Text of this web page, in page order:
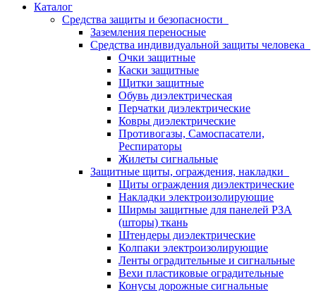
Каталог
Средства защиты и безопасности
Заземления переносные
Средства индивидуальной защиты человека
Очки защитные
Каски защитные
Щитки защитные
Обувь диэлектрическая
Перчатки диэлектрические
Ковры диэлектрические
Противогазы, Самоспасатели,
Респираторы
Жилеты сигнальные
Защитные щиты, ограждения, накладки
Щиты ограждения диэлектрические
Накладки электроизолирующие
Ширмы защитные для панелей РЗА
(шторы) ткань
Штендеры диэлектрические
Колпаки электроизолирующие
Ленты оградительные и сигнальные
Вехи пластиковые оградительные
Конусы дорожные сигнальные